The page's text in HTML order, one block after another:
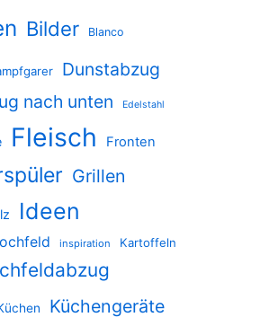
Bilder Blanco
Dunstabzug
nach unten
Edelstahl
Fleisch Fronten
Grillen
Ideen
inspiration Kartoffeln
Küchengeräte